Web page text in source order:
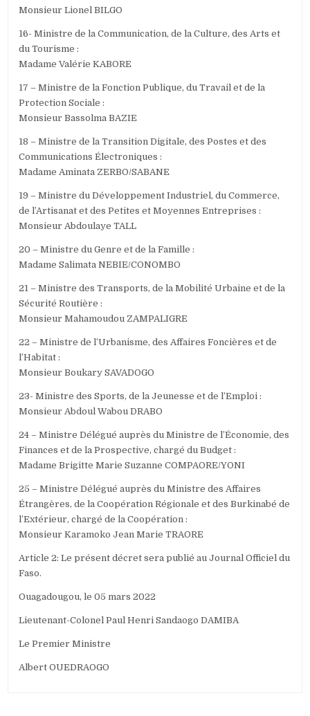
Monsieur Lionel BILGO
16- Ministre de la Communication, de la Culture, des Arts et
du Tourisme :
Madame Valérie KABORE
17 – Ministre de la Fonction Publique, du Travail et de la
Protection Sociale :
Monsieur Bassolma BAZIE
18 – Ministre de la Transition Digitale, des Postes et des
Communications Électroniques :
Madame Aminata ZERBO/SABANE
19 – Ministre du Développement Industriel, du Commerce,
de l’Artisanat et des Petites et Moyennes Entreprises :
Monsieur Abdoulaye TALL
20 – Ministre du Genre et de la Famille :
Madame Salimata NEBIE/CONOMBO
21 – Ministre des Transports, de la Mobilité Urbaine et de la
Sécurité Routière :
Monsieur Mahamoudou ZAMPALIGRE
22 – Ministre de l’Urbanisme, des Affaires Foncières et de
l’Habitat :
Monsieur Boukary SAVADOGO
23- Ministre des Sports, de la Jeunesse et de l’Emploi :
Monsieur Abdoul Wabou DRABO
24 – Ministre Délégué auprès du Ministre de l’Économie, des
Finances et de la Prospective, chargé du Budget :
Madame Brigitte Marie Suzanne COMPAORE/YONI
25 – Ministre Délégué auprès du Ministre des Affaires
Étrangères, de la Coopération Régionale et des Burkinabé de
l’Extérieur, chargé de la Coopération :
Monsieur Karamoko Jean Marie TRAORE
Article 2: Le présent décret sera publié au Journal Officiel du
Faso.
Ouagadougou, le 05 mars 2022
Lieutenant-Colonel Paul Henri Sandaogo DAMIBA
Le Premier Ministre
Albert OUEDRAOGO